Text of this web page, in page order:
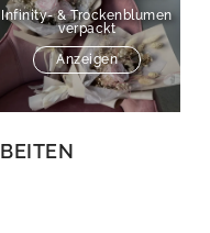
Infinity- & Trockenblumen
verpackt
Anzeigen